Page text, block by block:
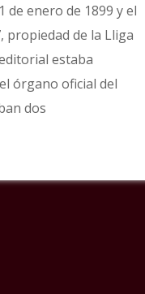
de enero de 1899 y el
propiedad de la Lliga
estaba
órgano oficial del
dos